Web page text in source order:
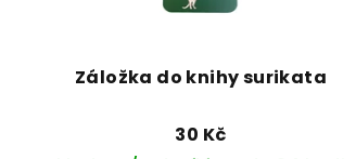
Záložka do knihy surikata
30 Kč